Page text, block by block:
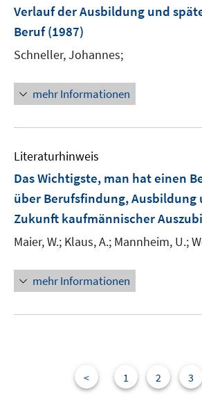
Verlauf der Ausbildung und
Beruf(1987)
Schneller, Johannes;
mehr Informationen
Literaturhinweis
Das Wichtigste, man hat einen
über Berufsfindung, Ausbildung
Zukunft kaufmännischer
Maier, W.; Klaus, A.; Mannheim, U.;
mehr Informationen
< 1 2 3